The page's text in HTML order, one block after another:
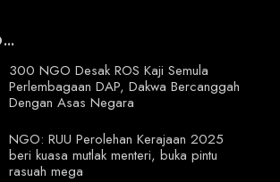
300 NGO Desak ROS Kaji Semula
Perlembagaan DAP, Dakwa Bercanggah
Dengan Asas Negara
NGO: RUU Perolehan Kerajaan 2025
beri kuasa mutlak menteri, buka pintu
rasuah mega